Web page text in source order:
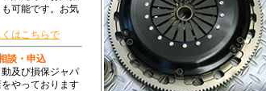
可能です。お気
はこちらで
談・申込
及び損保ジャパ
やっております